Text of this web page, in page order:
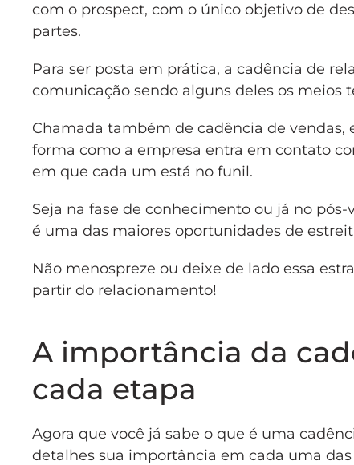
com o prospect, com o único objetivo de
partes.
Para ser posta em prática, a cadência de
comunicação sendo alguns deles os meios
Chamada também de cadência de vendas,
forma como a empresa entra em contato
em que cada um está no funil.
Seja na fase de conhecimento ou já no
é uma das maiores oportunidades de
Não menospreze ou deixe de lado essa
partir do relacionamento!
A importância da
cada etapa
Agora que você já sabe o que é uma
detalhes sua importância em cada uma